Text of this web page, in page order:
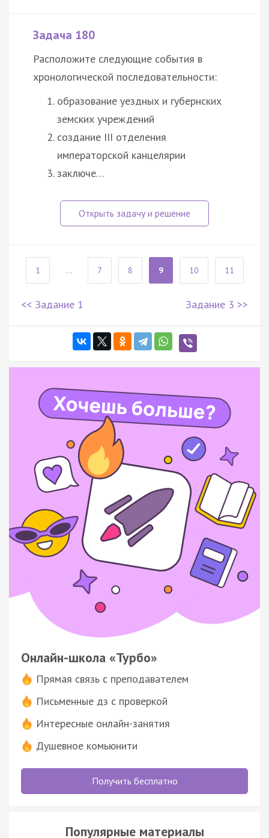
Задача 180
Расположите следующие события в
хронологической последовательности:
образование уездных и губернских
земских учреждений
создание III отделения
императорской канцелярии
заключе…
1 ... 7 8 9 10 11
<< Задание 1 Задание 3 >>
Онлайн-школа «Турбо»
Прямая связь с преподавателем
Письменные дз с проверкой
Интересные онлайн-занятия
Душевное комьюнити
Получить бесплатно
Популярные материалы